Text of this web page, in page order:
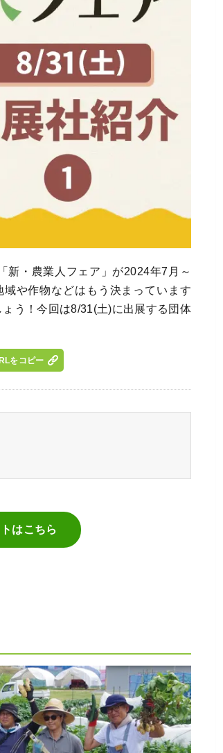
新・農業人フェア」が2024年7月～
や作物などはもう決まっています
う！今回は8/31(土)に出展する団体
をコピー
はこちら